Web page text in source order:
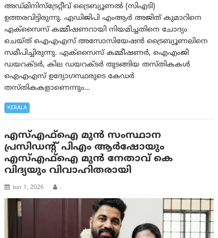
അഡ്മിനിസ്ട്രേറ്റീവ് ട്രൈബ്യൂണൽ (സിഎടി)
ഉത്തരവിട്ടിരുന്നു. എഡിജിപി എംആർ അജിത് കുമാറിനെ
എക്സൈസ് കമ്മീഷണറായി നിയമിച്ചതിനെ ചോദ്യം
ചെയ്ത് ഐഎഎസ് അസോസിയേഷൻ ട്രൈബ്യൂണലിനെ
സമീപിച്ചിരുന്നു. എക്സൈസ് കമ്മീഷണർ, ഐഎംജി
ഡയറക്ടർ, കില ഡയറക്ടർ തുടങ്ങിയ തസ്തികകൾ
ഐഎഎസ് ഉദ്യോഗസ്ഥരുടെ കേഡർ
തസ്തികകളാണെന്നും…
KERALA
എസ്എഫ്ഐ മുൻ സംസ്ഥാന
പ്രസിഡൻ്റ് പിഎം ആർഷോയും
എസ്‌എഫ്‌ഐ മുന്‍ നേതാവ് കെ
വിദ്യയും വിവാഹിതരായി
Jun 1, 2026 .